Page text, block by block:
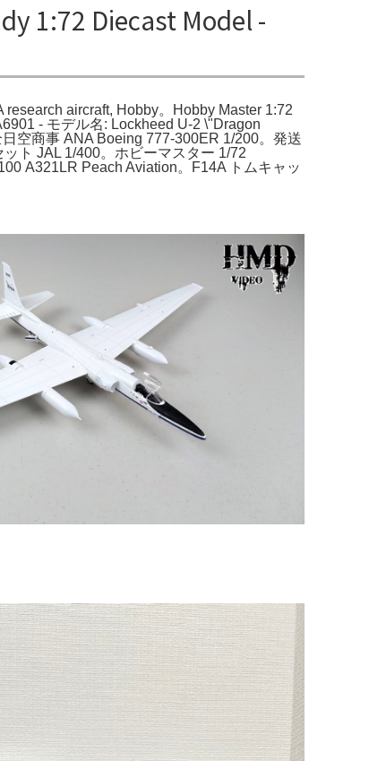
1:72 Diecast Model -
aircraft, Hobby。Hobby Master 1:72
- モデル名: Lockheed U-2 \"Dragon
空商事 ANA Boeing 777-300ER 1/200。発送
ト JAL 1/400。ホビーマスター 1/72
A321LR Peach Aviation。F14A トムキャッ